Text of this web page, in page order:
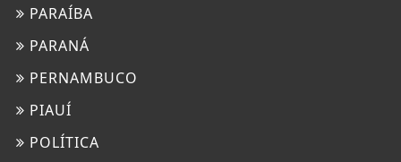
PARAÍBA
PARANÁ
PERNAMBUCO
PIAUÍ
POLÍTICA